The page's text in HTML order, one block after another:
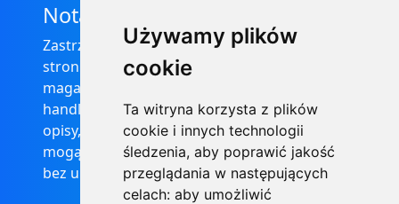
Używamy plików
cookie
Ta witryna korzysta z plików
cookie i innych technologii
śledzenia, aby poprawić jakość
przeglądania w następujących
celach: aby umożliwić
Nota prawna
Zastrzega się, że informacje zamieszczone na
stronie internetowej https://informator-
magazynowy.technical.pl/ nie stanowią oferty
handlowej w rozumieniu prawa, ponadto
opisy, dane techniczne i pozostałe informacje
mogą ulec zmianie bez podania przyczyny i
bez uprzedzenia.